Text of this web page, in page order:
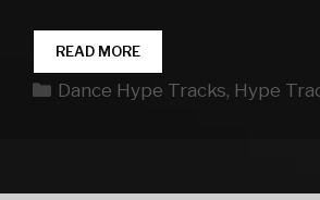
READ MOREDANCE
HYPE
TRACKS
Kategorien
Dance Hype Tracks, Hype